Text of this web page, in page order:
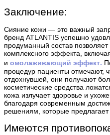
Заключение:
Сияние кожи — это важный
бренд ATLANTIS успешно
продуманный состав позволяет
комплексного эффекта,
и омолаживающий эффект.
процедур пациенты отмечают,
отдохнувшей, они получают
косметические средства
кожа излучает здоровье и
благодаря современным
решениям, которые предлагает
Имеются